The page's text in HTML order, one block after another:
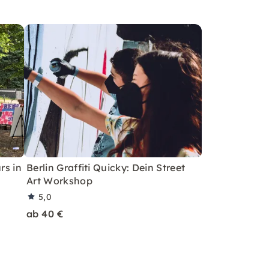
in Berlin Graffiti Quicky: Dein Street
Art Workshop
5,0
ab 40 €